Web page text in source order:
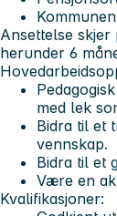
Ansettelse
herunder 6
med lek
Bidra til et
vennskap.
Bidra til et
Være en
Kvalifikasjoner: